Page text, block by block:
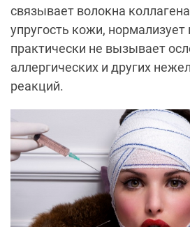
связывает волокна
упругость кожи,
практически не вызывает
аллергических и других
реакций.